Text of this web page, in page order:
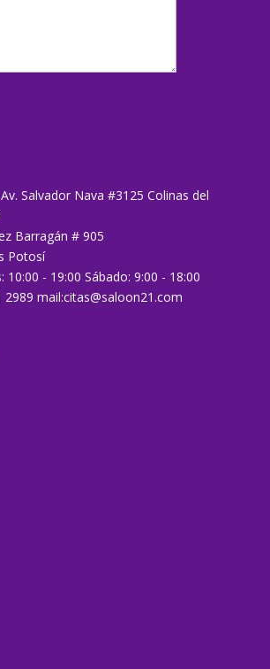
Salvador Nava #3125 Colinas del
Barragán # 905
Potosí
10:00 - 19:00 Sábado: 9:00 - 18:00
2989 mail:citas@saloon21.com